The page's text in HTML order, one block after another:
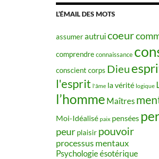
L’ÉMAIL DES MOTS
assumerautruicoeur
comprendreconnaissance
conscient corps Dieu
l'esprit l'âme la vérité logique
l’homme Maîtres
Moi-Idéalisé paix pensées
peur plaisir pouvoir
processus mentaux
Psychologie ésotérique